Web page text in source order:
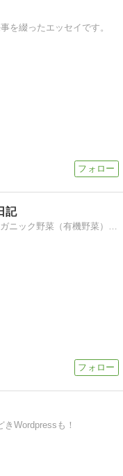
を綴ったエッセイです。
記
地球にやさしいロハスな暮らし！オーガニック野菜（有機野菜）や全国から厳選した食材を・・・
Wordpressも！